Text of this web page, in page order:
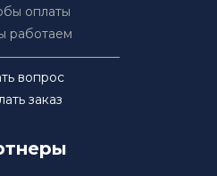
оплаты
работаем
вопрос
заказ